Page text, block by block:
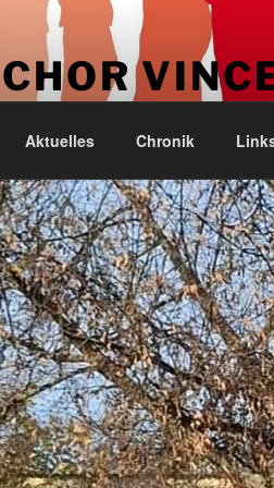
Aktuelles Chronik